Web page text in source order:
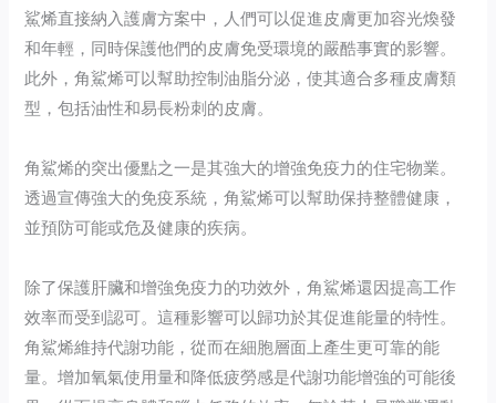
鯊烯直接納入護膚方案中，人們可以促進皮膚更加容光煥發
和年輕，同時保護他們的皮膚免受環境的嚴酷事實的影響。
此外，角鯊烯可以幫助控制油脂分泌，使其適合多種皮膚類
型，包括油性和易長粉刺的皮膚。
角鯊烯的突出優點之一是其強大的增強免疫力的住宅物業。
透過宣傳強大的免疫系統，角鯊烯可以幫助保持整體健康，
並預防可能或危及健康的疾病。
除了保護肝臟和增強免疫力的功效外，角鯊烯還因提高工作
效率而受到認可。這種影響可以歸功於其促進能量的特性。
角鯊烯維持代謝功能，從而在細胞層面上產生更可靠的能
量。增加氧氣使用量和降低疲勞感是代謝功能增強的可能後